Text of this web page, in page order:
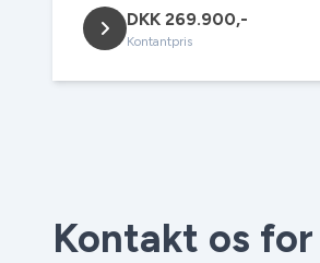
DKK 269.900,-
Kontantpris
Kontakt os